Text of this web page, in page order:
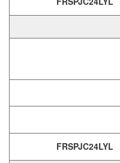
FRSPJC24LYL